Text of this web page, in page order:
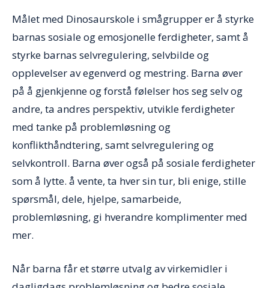
Målet med Dinosaurskole i smågrupper er å styrke
barnas sosiale og emosjonelle ferdigheter, samt å
styrke barnas selvregulering, selvbilde og
opplevelser av egenverd og mestring. Barna øver
på å gjenkjenne og forstå følelser hos seg selv og
andre, ta andres perspektiv, utvikle ferdigheter
med tanke på problemløsning og
konflikthåndtering, samt selvregulering og
selvkontroll. Barna øver også på sosiale ferdigheter
som å lytte. å vente, ta hver sin tur, bli enige, stille
spørsmål, dele, hjelpe, samarbeide,
problemløsning, gi hverandre komplimenter med
mer.
Når barna får et større utvalg av virkemidler i